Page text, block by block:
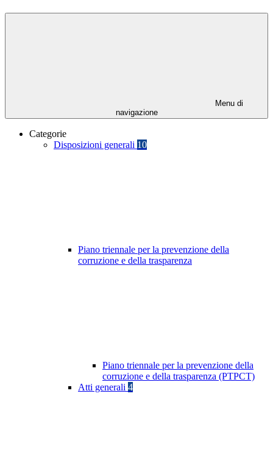
Menu di
navigazione
Categorie
Disposizioni generali 10
Piano triennale per la prevenzione della
corruzione e della trasparenza
Piano triennale per la prevenzione della
corruzione e della trasparenza (PTPCT)
Atti generali 4